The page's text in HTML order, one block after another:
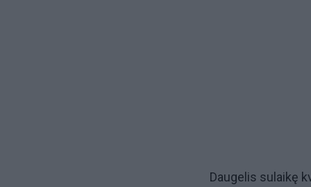
Daugelis sulaikę